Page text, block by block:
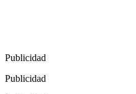
Publicidad
Publicidad